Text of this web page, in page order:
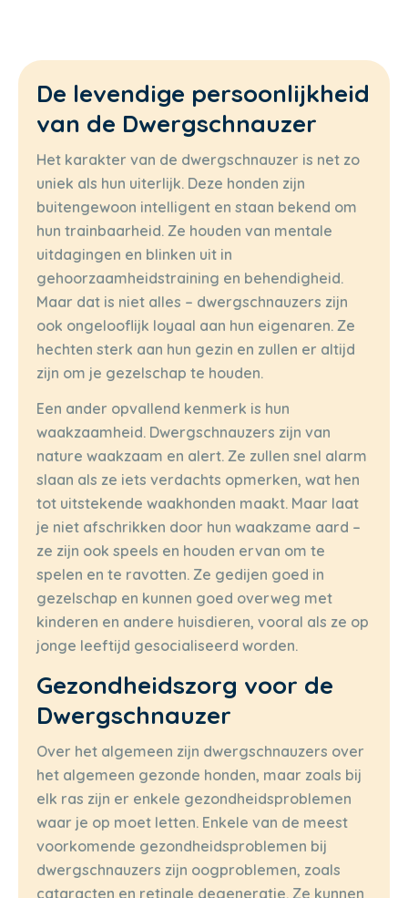
De levendige persoonlijkheid
van de Dwergschnauzer
Het karakter van de dwergschnauzer is net zo
uniek als hun uiterlijk. Deze honden zijn
buitengewoon intelligent en staan bekend om
hun trainbaarheid. Ze houden van mentale
uitdagingen en blinken uit in
gehoorzaamheidstraining en behendigheid.
Maar dat is niet alles – dwergschnauzers zijn
ook ongelooflijk loyaal aan hun eigenaren. Ze
hechten sterk aan hun gezin en zullen er altijd
zijn om je gezelschap te houden.
Een ander opvallend kenmerk is hun
waakzaamheid. Dwergschnauzers zijn van
nature waakzaam en alert. Ze zullen snel alarm
slaan als ze iets verdachts opmerken, wat hen
tot uitstekende waakhonden maakt. Maar laat
je niet afschrikken door hun waakzame aard –
ze zijn ook speels en houden ervan om te
spelen en te ravotten. Ze gedijen goed in
gezelschap en kunnen goed overweg met
kinderen en andere huisdieren, vooral als ze op
jonge leeftijd gesocialiseerd worden.
Gezondheidszorg voor de
Dwergschnauzer
Over het algemeen zijn dwergschnauzers over
het algemeen gezonde honden, maar zoals bij
elk ras zijn er enkele gezondheidsproblemen
waar je op moet letten. Enkele van de meest
voorkomende gezondheidsproblemen bij
dwergschnauzers zijn oogproblemen, zoals
cataracten en retinale degeneratie. Ze kunnen